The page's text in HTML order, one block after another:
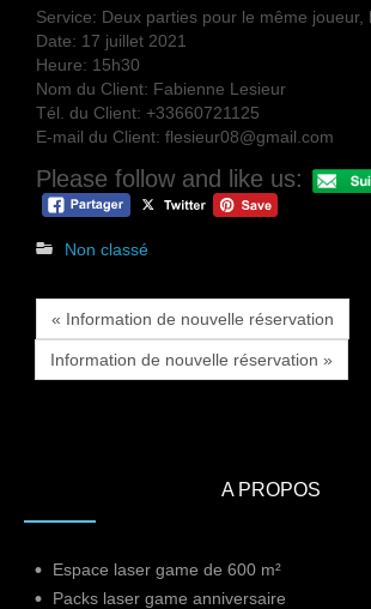
Service: Deux parties pour le même joueur,
Date: 17 juillet 2021
Heure: 15h30
Nom du Client: Fabienne Lesieur
Tél. du Client: +33660721125
E-mail du Client: flesieur08@gmail.com
Please follow and like us:
Non classé
« Information de nouvelle réservation
Information de nouvelle réservation »
A PROPOS
Espace laser game de 600 m²
Packs laser game anniversaire